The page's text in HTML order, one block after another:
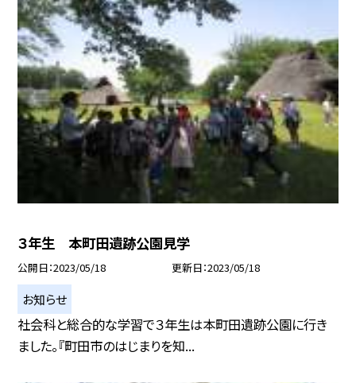
３年生 本町田遺跡公園見学
公開日 2023/05/18 更新日 2023/05/18
お知らせ
社会科と総合的な学習で３年生は本町田遺跡公園に行き
ました。『町田市のはじまりを知...